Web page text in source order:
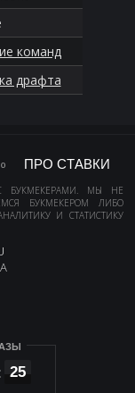
команд
драфта
ПРО СТАВКИ
БУКМЕКЕРАМИ. МЫ НЕ
БУКМЕКЕРОМ ЛИБО
И СТАТИСТИКУ
25